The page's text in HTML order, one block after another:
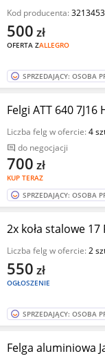
Kod producenta:
OFERTA ZALLEGRO
500 zł
SPRZEDAJĄCY: OSOBA
Felgi ATT 640 7J16
Liczba felg w ofercie:4
do negocjacji
KUP TERAZ
700 zł
SPRZEDAJĄCY: OSOBA
2x koła stalowe
Liczba felg w ofercie:2
OGŁOSZENIE
550 zł
SPRZEDAJĄCY: OSOBA
Felga aluminiowa